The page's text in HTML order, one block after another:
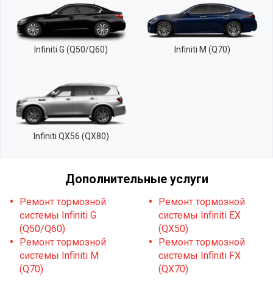
Infiniti G (Q50/Q60) Infiniti M (Q70)
Infiniti QX56 (QX80)
Дополнительные услуги
Ремонт тормозной
системы Infiniti G
(Q50/Q60)
Ремонт тормозной
системы Infiniti M
(Q70)
Ремонт тормозной
системы Infiniti EX
(QX50)
Ремонт тормозной
системы Infiniti FX
(QX70)